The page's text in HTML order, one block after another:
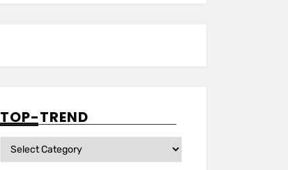
TOP-TREND
Top-
Trend